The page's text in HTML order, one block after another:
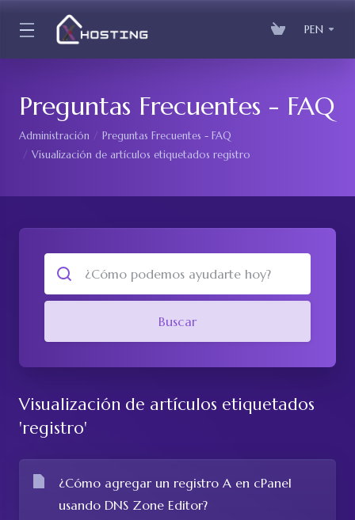
PEN
Preguntas Frecuentes - FAQ
Administración
Preguntas Frecuentes - FAQ
Visualización de artículos etiquetados registro
Buscar
Visualización de artículos etiquetados
'registro'
¿Cómo agregar un registro A en cPanel
usando DNS Zone Editor?